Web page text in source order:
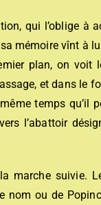
qui l’oblige à
mémoire vînt à
plan, on voit
et dans le
temps qu’il
l’abattoir
marche suivie.
nom ou de